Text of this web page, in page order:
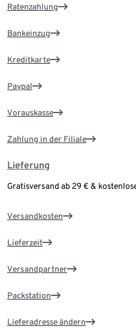
Ratenzahlung
Bankeinzug
Kreditkarte
Paypal
Vorauskasse
Zahlung in der Filiale
Lieferung
Gratisversand ab 29 € &
Versandkosten
Lieferzeit
Versandpartner
Packstation
Lieferadresse ändern